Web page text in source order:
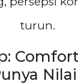
turun.